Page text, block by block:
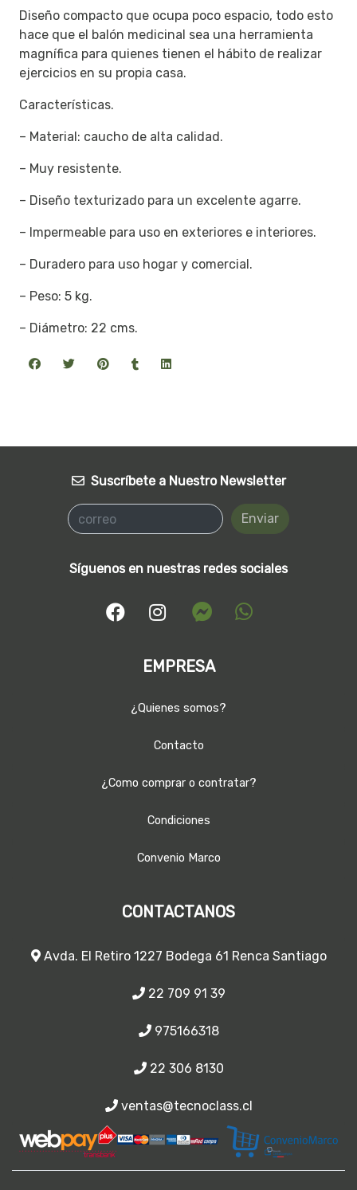
Diseño compacto que ocupa poco espacio, todo esto
hace que el balón medicinal sea una herramienta
magnífica para quienes tienen el hábito de realizar
ejercicios en su propia casa.
Características.
– Material: caucho de alta calidad.
– Muy resistente.
– Diseño texturizado para un excelente agarre.
– Impermeable para uso en exteriores e interiores.
– Duradero para uso hogar y comercial.
– Peso: 5 kg.
– Diámetro: 22 cms.
Suscríbete a Nuestro Newsletter
Enviar
Síguenos en nuestras redes sociales
EMPRESA
¿Quienes somos?
Contacto
¿Como comprar o contratar?
Condiciones
Convenio Marco
CONTACTANOS
Avda. El Retiro 1227 Bodega 61 Renca Santiago
22 709 91 39
975166318
22 306 8130
ventas@tecnoclass.cl